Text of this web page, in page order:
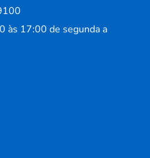
às 17:00 de segunda a